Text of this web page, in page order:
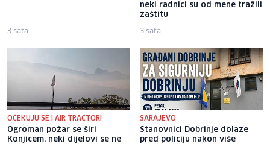
3 sata
neki radnici su od mene tražili
zaštitu
3 sata
OČEKUJU SE I AIR TRACTORI
Ogroman požar se širi
Konjicem, neki dijelovi se ne
SARAJEVO
Stanovnici Dobrinje dolaze
pred policiju nakon više